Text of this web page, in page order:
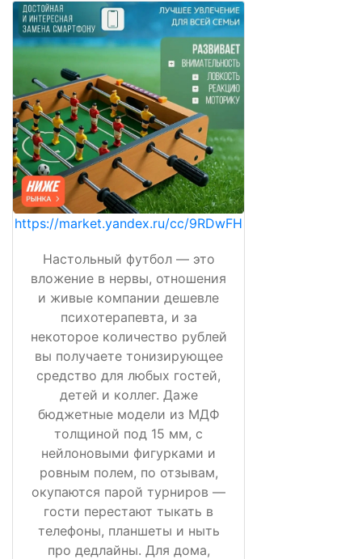
https://market.yandex.ru/cc/9RDwFH
Настольный футбол — это
вложение в нервы, отношения
и живые компании дешевле
психотерапевта, и за
некоторое количество рублей
вы получаете тонизирующее
средство для любых гостей,
детей и коллег. Даже
бюджетные модели из МДФ
толщиной под 15 мм, с
нейлоновыми фигурками и
ровным полем, по отзывам,
окупаются парой турниров —
гости перестают тыкать в
телефоны, планшеты и ныть
про дедлайны. Для дома,